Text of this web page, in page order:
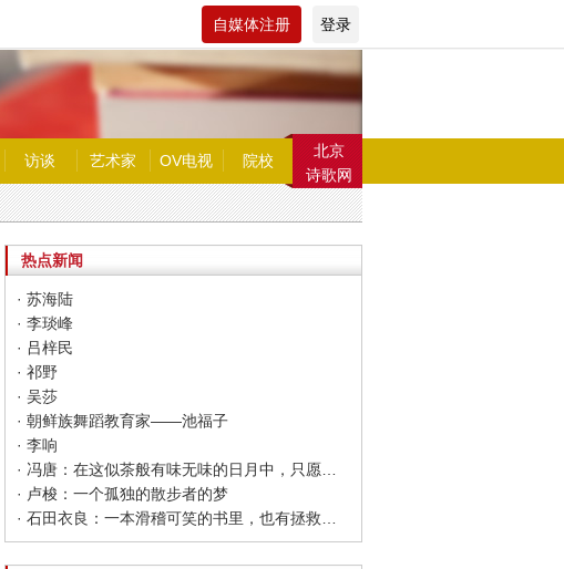
自媒体注册 登录
访谈 艺术家 OV电视 院校
北京
诗歌网
热点新闻
· 苏海陆
· 李琰峰
· 吕梓民
· 祁野
· 吴莎
· 朝鲜族舞蹈教育家——池福子
· 李响
· 冯唐：在这似茶般有味无味的日月中，只愿你我间或有酒得进。
· 卢梭：一个孤独的散步者的梦